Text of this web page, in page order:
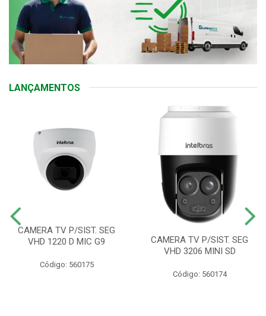
LANÇAMENTOS
CAMERA TV P/SIST. SEG
VHD 1220 D MIC G9
Código: 560175
CAMERA TV P/SIST. SEG
VHD 3206 MINI SD
Código: 560174